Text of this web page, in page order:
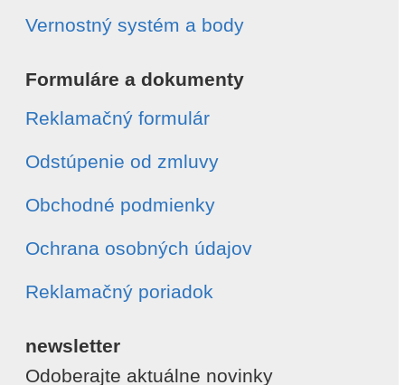
Vernostný systém a body
Formuláre a dokumenty
Reklamačný formulár
Odstúpenie od zmluvy
Obchodné podmienky
Ochrana osobných údajov
Reklamačný poriadok
newsletter
Odoberajte aktuálne novinky